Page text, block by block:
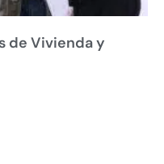
de Vivienda y